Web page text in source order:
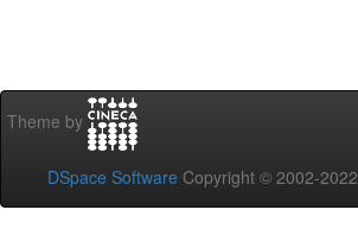
Theme by
DSpace Software Copyright © 2002-2022